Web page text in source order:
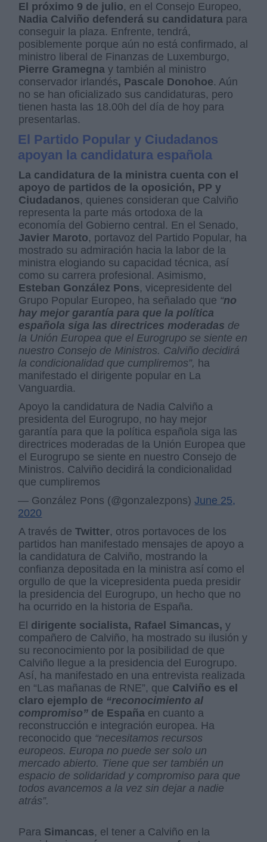
El próximo 9 de julio, en el Consejo Europeo,
Nadia Calviño defenderá su candidatura para
conseguir la plaza. Enfrente, tendrá,
posiblemente porque aún no está confirmado, al
ministro liberal de Finanzas de Luxemburgo,
Pierre Gramegna y también al ministro
conservador irlandés, Pascale Donohoe. Aún
no se han oficializado sus candidaturas, pero
tienen hasta las 18.00h del día de hoy para
presentarlas.
El Partido Popular y Ciudadanos
apoyan la candidatura española
La candidatura de la ministra cuenta con el
apoyo de partidos de la oposición, PP y
Ciudadanos, quienes consideran que Calviño
representa la parte más ortodoxa de la
economía del Gobierno central. En el Senado,
Javier Maroto, portavoz del Partido Popular, ha
mostrado su admiración hacia la labor de la
ministra elogiando su capacidad técnica, así
como su carrera profesional. Asimismo,
Esteban González Pons, vicepresidente del
Grupo Popular Europeo, ha señalado que “no
hay mejor garantía para que la política
española siga las directrices moderadas de
la Unión Europea que el Eurogrupo se siente en
nuestro Consejo de Ministros. Calviño decidirá
la condicionalidad que cumpliremos”, ha
manifestado el dirigente popular en La
Vanguardia.
Apoyo la candidatura de Nadia Calviño a
presidenta del Eurogrupo, no hay mejor
garantía para que la política española siga las
directrices moderadas de la Unión Europea que
el Eurogrupo se siente en nuestro Consejo de
Ministros. Calviño decidirá la condicionalidad
que cumpliremos
— González Pons (@gonzalezpons)June 25,
2020
A través deTwitter, otros portavoces de los
partidos han manifestado mensajes de apoyo a
la candidatura de Calviño, mostrando la
confianza depositada en la ministra así como el
orgullo de que la vicepresidenta pueda presidir
la presidencia del Eurogrupo, un hecho que no
ha ocurrido en la historia de España.
El dirigente socialista, Rafael Simancas,y
compañero de Calviño, ha mostrado su ilusión y
su reconocimiento por la posibilidad de que
Calviño llegue a la presidencia del Eurogrupo.
Así, ha manifestado en una entrevista realizada
en “Las mañanas de RNE”, que Calviño es el
claro ejemplo de “reconocimiento al
compromiso” de España en cuanto a
reconstrucción e integración europea. Ha
reconocido que “necesitamos recursos
europeos. Europa no puede ser solo un
mercado abierto. Tiene que ser también un
espacio de solidaridad y compromiso para que
todos avancemos a la vez sin dejar a nadie
atrás”.
Para Simancas, el tener a Calviño en la